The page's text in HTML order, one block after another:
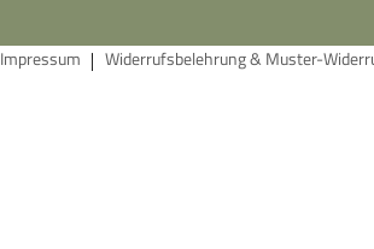
Impressum Widerrufsbelehrung & Muster-